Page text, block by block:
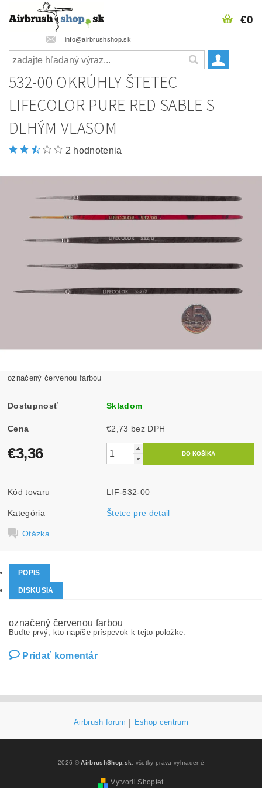
info@airbrushshop.sk
€0
532-00 OKRÚHLY ŠTETEC
LIFECOLOR PURE RED SABLE S
DLHÝM VLASOM
2 hodnotenia
označený červenou farbou
Dostupnosť Skladom
Cena €2,73 bez DPH
€3,36
Kód tovaru LIF-532-00
Kategória Štetce pre detail
Otázka
POPIS
DISKUSIA
označený červenou farbou
Buďte prvý, kto napíše príspevok k tejto položke.
Pridať komentár
Airbrush forum Eshop centrum
2026 ©AirbrushShop.sk , všetky práva vyhradené
Vytvoril Shoptet